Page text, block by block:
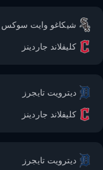
شيكاغو وايت سوكس
كليفلاند جاردينز
ديترويت تايجرز
كليفلاند جاردينز
ديترويت تايجرز